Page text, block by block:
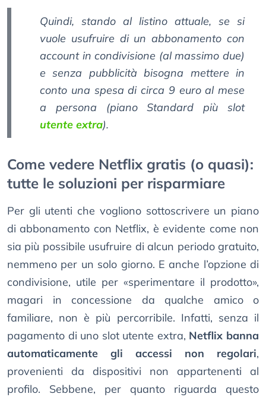
Quindi, stando al listino attuale, se si
vuole usufruire di un abbonamento con
account in condivisione (al massimo due)
e senza pubblicità bisogna mettere in
conto una spesa di circa 9 euro al mese
a persona (piano Standard più slot
utente extra).
Come vedere Netflix gratis (o quasi):
tutte le soluzioni per risparmiare
Per gli utenti che vogliono sottoscrivere un piano
di abbonamento con Netflix, è evidente come non
sia più possibile usufruire di alcun periodo gratuito,
nemmeno per un solo giorno. E anche l’opzione di
condivisione, utile per «sperimentare il prodotto»,
magari in concessione da qualche amico o
familiare, non è più percorribile. Infatti, senza il
pagamento di uno slot utente extra, Netflix banna
automaticamente gli accessi non regolari,
provenienti da dispositivi non appartenenti al
profilo. Sebbene, per quanto riguarda questo